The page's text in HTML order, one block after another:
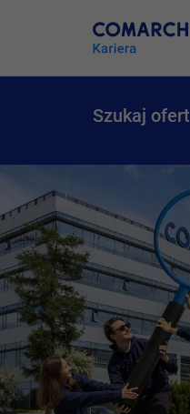
Szukaj ofert